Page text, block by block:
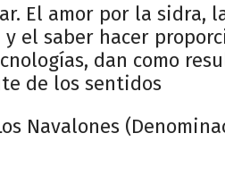
El amor por la sidra,
el saber hacer
dan como
de los sentidos
Navalones